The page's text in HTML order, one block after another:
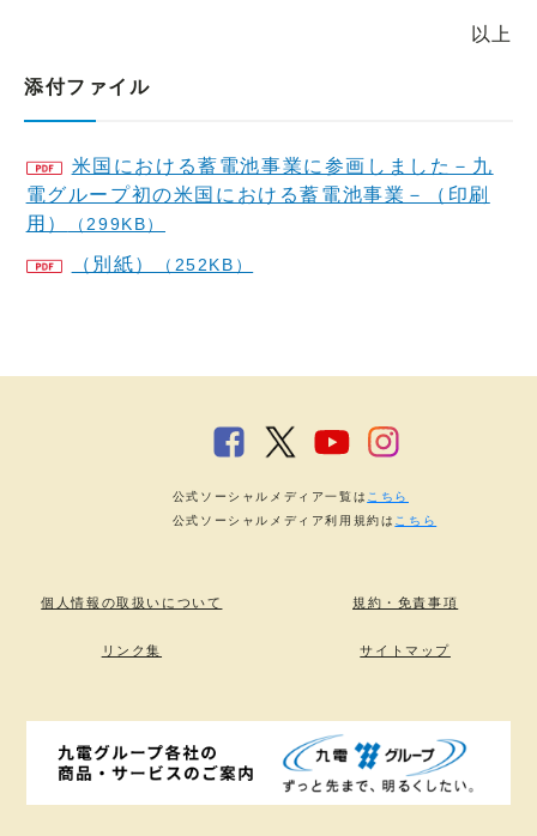
以上
添付ファイル
米国における蓄電池事業に参画しました－九
電グループ初の米国における蓄電池事業－（印刷
用）
（299KB）
（別紙） （252KB）
個人情報の取扱いについて 規約・免責事項
リンク集 サイトマップ
公式ソーシャルメディア一覧は こちら
公式ソーシャルメディア利用規約は こちら